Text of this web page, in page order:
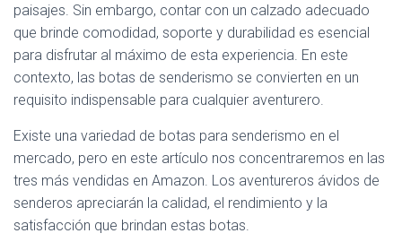
paisajes. Sin embargo, contar con un calzado adecuado
que brinde comodidad, soporte y durabilidad es esencial
para disfrutar al máximo de esta experiencia. En este
contexto, las botas de senderismo se convierten en un
requisito indispensable para cualquier aventurero.
Existe una variedad de botas para senderismo en el
mercado, pero en este artículo nos concentraremos en las
tres más vendidas en Amazon. Los aventureros ávidos de
senderos apreciarán la calidad, el rendimiento y la
satisfacción que brindan estas botas.